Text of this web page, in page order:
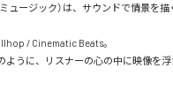
ュージック）は、サウンドで情景を描
/ Cinematic Beats。
ように、リスナーの心の中に映像を